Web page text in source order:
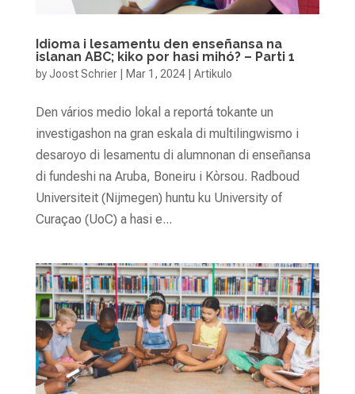
Idioma i lesamentu den enseñansa na
islanan ABC; kiko por hasi mihó? – Parti 1
by Joost Schrier| Mar 1, 2024| Artikulo
Den vários medio lokal a reportá tokante un
investigashon na gran eskala di multilingwismo i
desaroyo di lesamentu di alumnonan di enseñansa
di fundeshi na Aruba, Boneiru i Kòrsou. Radboud
Universiteit (Nijmegen) huntu ku University of
Curaçao (UoC) a hasi e...